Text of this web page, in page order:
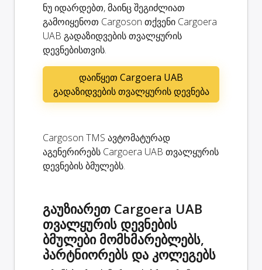
ნუ იდარდებთ, მაინც შეგიძლიათ
გამოიყენოთ Cargoson თქვენი Cargoera
UAB გადაზიდვების თვალყურის
დევნებისთვის.
დაიწყეთ Cargoera UAB
გადაზიდვების თვალყურის დევნება
Cargoson TMS ავტომატურად
აგენერირებს Cargoera UAB თვალყურის
დევნების ბმულებს.
გაუზიარეთ Cargoera UAB
თვალყურის დევნების
ბმულები მომხმარებლებს,
პარტნიორებს და კოლეგებს